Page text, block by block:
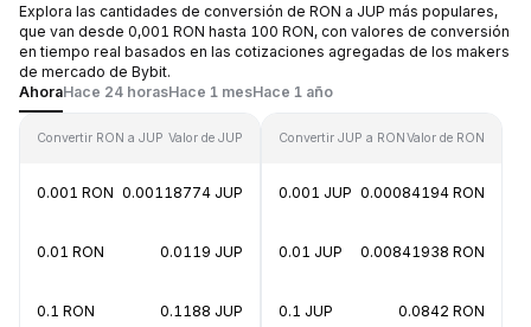
Explora las cantidades de conversión de RON a JUP más populares,
que van desde 0,001 RON hasta 100 RON, con valores de conversión
en tiempo real basados en las cotizaciones agregadas de los makers
de mercado de Bybit.
AhoraHace 24 horasHace 1 mesHace 1 año
Convertir RON a JUP Valor de JUP
0.001 RON 0.00118774 JUP
0.01 RON 0.0119 JUP
0.1 RON 0.1188 JUP
Convertir JUP a RONValor de RON
0.001 JUP 0.00084194 RON
0.01 JUP 0.00841938 RON
0.1 JUP 0.0842 RON